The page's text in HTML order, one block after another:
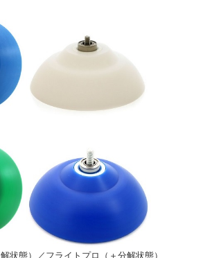
状態）／フライトプロ（＋分解状態）